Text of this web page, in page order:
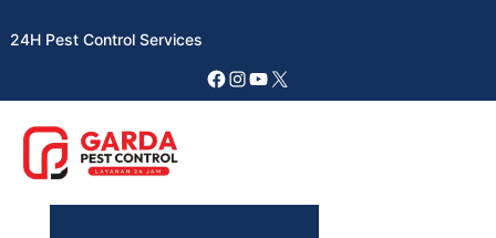
ke24H Pest Control Services
Facebook
Instagram
YouTube
X